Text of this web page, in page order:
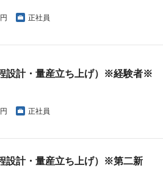
正社員
設計・量産立ち上げ）※経験者※
正社員
設計・量産立ち上げ）※第二新